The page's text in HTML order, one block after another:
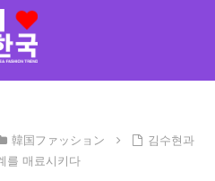
韓国ファッション
김수현과
를 매료시키다